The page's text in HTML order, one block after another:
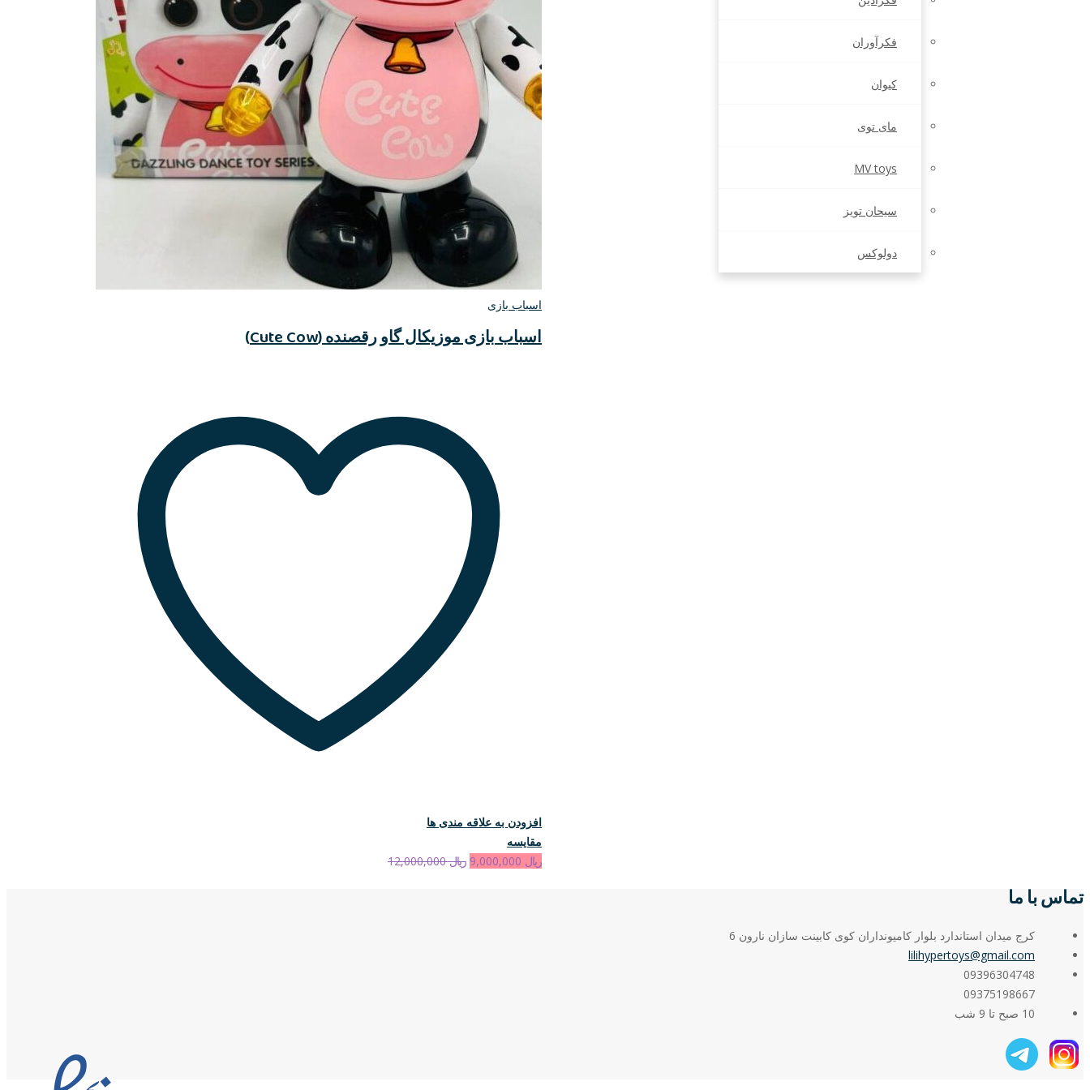
فکرآوران
کیوان
مای توی
MV toys
سیحان تویز
دولوکس
اسباب بازی
اسباب‌ بازی موزیکال گاو رقصنده (Cute Cow)
افزودن به علاقه مندی ها
مقایسه
ریال
ریال12,000,000
تماس با ما
کرج میدان استاندارد بلوار کامیونداران کوی کابینت سازان نارون 6
lilihypertoys@gmail.com
09396304748
09375198667
10 صبح تا 9 شب